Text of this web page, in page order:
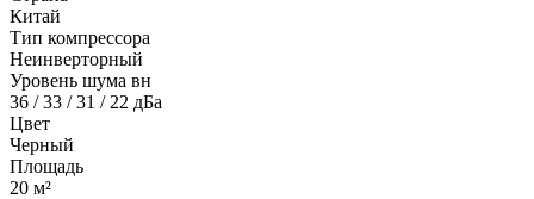
Китай
Тип компрессора
Неинверторный
Уровень шума вн
36 / 33 / 31 / 22 дБа
Цвет
Черный
Площадь
20 м²